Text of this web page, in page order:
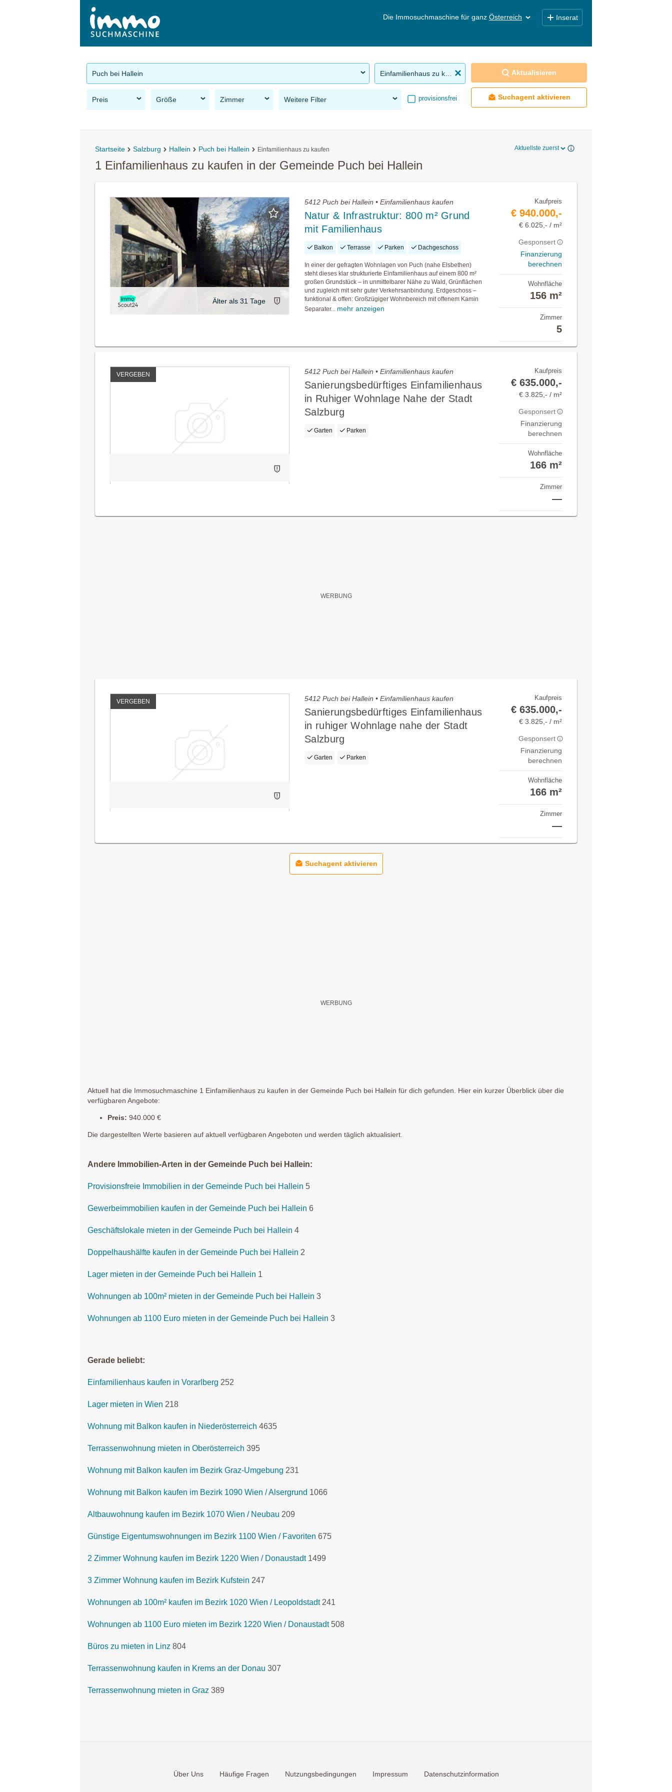
Die Immosuchmaschine für ganz Österreich Inserat
Puch bei Hallein
Preis Größe Zimmer Weitere Filter provisionsfrei
Aktualisieren
Suchagent aktivieren
Startseite Salzburg Hallein Puch bei Hallein Einfamilienhaus zu kaufen Aktuellste zuerst
1 Einfamilienhaus zu kaufen in der Gemeinde Puch bei Hallein
Älter als 31 Tage
5412 Puch bei Hallein • Einfamilienhaus kaufen
Natur & Infrastruktur: 800 m² Grund
mit Familienhaus
Balkon Terrasse Parken Dachgeschoss
In einer der gefragten Wohnlagen von Puch (nahe Elsbethen)
steht dieses klar strukturierte Einfamilienhaus auf einem 800 m²
großen Grundstück – in unmittelbarer Nähe zu Wald, Grünflächen
und zugleich mit sehr guter Verkehrsanbindung. Erdgeschoss –
funktional & offen: Großzügiger Wohnbereich mit offenem Kamin
Separater... mehr anzeigen
Kaufpreis
€ 940.000,-
€ 6.025,- / m²
Gesponsert
Finanzierung
berechnen
Wohnfläche
156 m²
Zimmer
5
VERGEBEN 5412 Puch bei Hallein • Einfamilienhaus kaufen
Sanierungsbedürftiges Einfamilienhaus
in Ruhiger Wohnlage Nahe der Stadt
Salzburg
Garten Parken
Kaufpreis
€ 635.000,-
€ 3.825,- / m²
Gesponsert
Finanzierung
berechnen
Wohnfläche
166 m²
Zimmer
—
VERGEBEN 5412 Puch bei Hallein • Einfamilienhaus kaufen
Sanierungsbedürftiges Einfamilienhaus
in ruhiger Wohnlage nahe der Stadt
Salzburg
Garten Parken
Kaufpreis
€ 635.000,-
€ 3.825,- / m²
Gesponsert
Finanzierung
berechnen
Wohnfläche
166 m²
Zimmer
—
Suchagent aktivieren
Aktuell hat die Immosuchmaschine 1 Einfamilienhaus zu kaufen in der Gemeinde Puch bei Hallein für dich gefunden. Hier ein kurzer Überblick über die
verfügbaren Angebote:
Preis: 940.000 €
Die dargestellten Werte basieren auf aktuell verfügbaren Angeboten und werden täglich aktualisiert.
Andere Immobilien-Arten in der Gemeinde Puch bei Hallein:
Provisionsfreie Immobilien in der Gemeinde Puch bei Hallein 5
Gewerbeimmobilien kaufen in der Gemeinde Puch bei Hallein 6
Geschäftslokale mieten in der Gemeinde Puch bei Hallein 4
Doppelhaushälfte kaufen in der Gemeinde Puch bei Hallein 2
Lager mieten in der Gemeinde Puch bei Hallein 1
Wohnungen ab 100m² mieten in der Gemeinde Puch bei Hallein 3
Wohnungen ab 1100 Euro mieten in der Gemeinde Puch bei Hallein 3
Gerade beliebt:
Einfamilienhaus kaufen in Vorarlberg 252
Lager mieten in Wien 218
Wohnung mit Balkon kaufen in Niederösterreich 4635
Terrassenwohnung mieten in Oberösterreich 395
Wohnung mit Balkon kaufen im Bezirk Graz-Umgebung 231
Wohnung mit Balkon kaufen im Bezirk 1090 Wien / Alsergrund 1066
Altbauwohnung kaufen im Bezirk 1070 Wien / Neubau 209
Günstige Eigentumswohnungen im Bezirk 1100 Wien / Favoriten 675
2 Zimmer Wohnung kaufen im Bezirk 1220 Wien / Donaustadt 1499
3 Zimmer Wohnung kaufen im Bezirk Kufstein 247
Wohnungen ab 100m² kaufen im Bezirk 1020 Wien / Leopoldstadt 241
Wohnungen ab 1100 Euro mieten im Bezirk 1220 Wien / Donaustadt 508
Büros zu mieten in Linz 804
Terrassenwohnung kaufen in Krems an der Donau 307
Terrassenwohnung mieten in Graz 389
Über Uns Häufige Fragen Nutzungsbedingungen Impressum Datenschutzinformation